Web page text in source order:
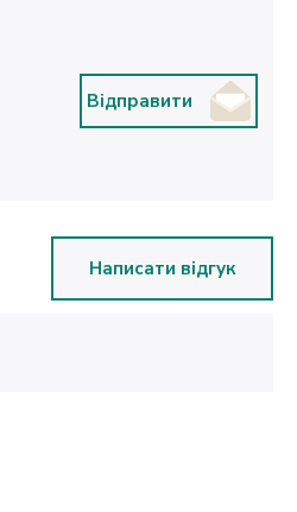
Відправити
Написати відгук